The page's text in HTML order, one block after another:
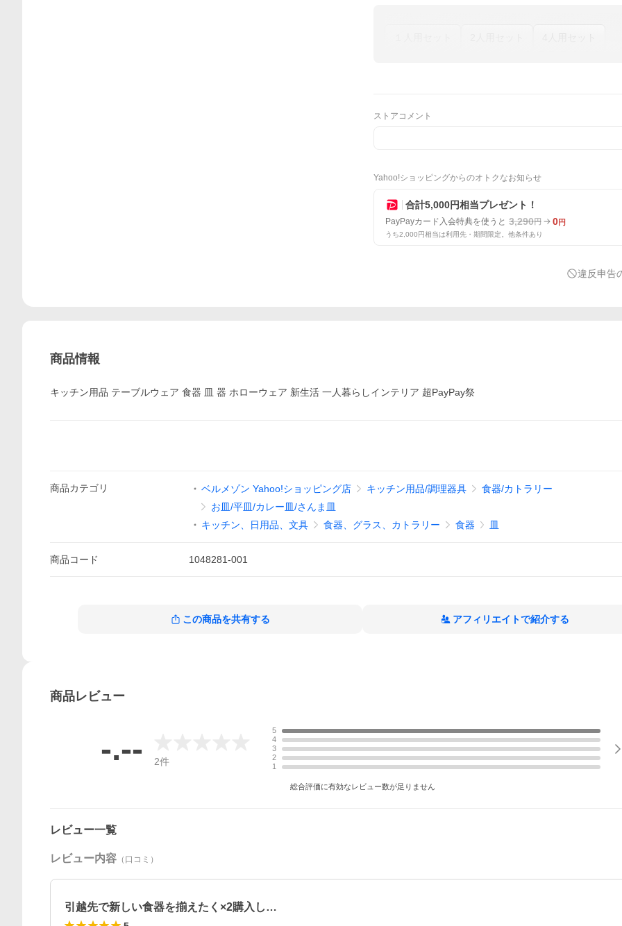
ストアコメント
Yahoo!ショッピングからのオトクなお知らせ
合計5,000円相当プレゼント！
PayPayカード入会特典を使うと 3,290円 0円
うち2,000円相当は利用先・期間限定。他条件あり
違反申告
商品情報
キッチン用品 テーブルウェア 食器 皿 器 ホローウェア 新生活 一人暮らしインテリア 超PayPay祭
商品カテゴリ ベルメゾン Yahoo!ショッピング店 キッチン用品/調理器具
食器/カトラリー
お皿/平皿/カレー皿/さんま皿
キッチン、日用品、文具
食器、グラス、カトラリー 食器 皿
商品コード 1048281-001
この商品を共有する アフィリエイトで紹介する
商品レビュー
-.-- 2件
5
4
3
2
1
総合評価に有効なレビュー数が足りません
レビュー一覧
レビュー内容 （口コミ）
引越先で新しい食器を揃えたく×2購入し…